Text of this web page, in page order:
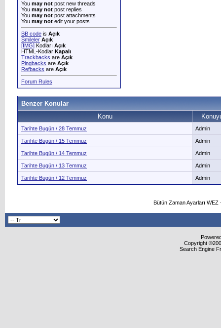
You may not post new threads
You may not post replies
You may not post attachments
You may not edit your posts
BB code is Açık
Smileler Açık
[IMG] Kodları Açık
HTML-KodlarıKapalı
Trackbacks are Açık
Pingbacks are Açık
Refbacks are Açık
Forum Rules
Benzer Konular
Konu
Tarihte Bugün / 28 Temmuz Admin
Tarihte Bugün / 15 Temmuz Admin
Tarihte Bugün / 14 Temmuz Admin
Tarihte Bugün / 13 Temmuz Admin
Tarihte Bugün / 12 Temmuz Admin
Bütün Zaman Ayarları
Copyright
Search Engine